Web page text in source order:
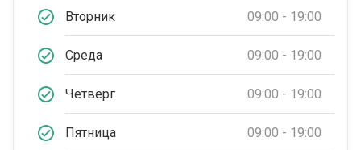
Вторник 09:00 - 19:00
Среда 09:00 - 19:00
Четверг 09:00 - 19:00
Пятница 09:00 - 19:00